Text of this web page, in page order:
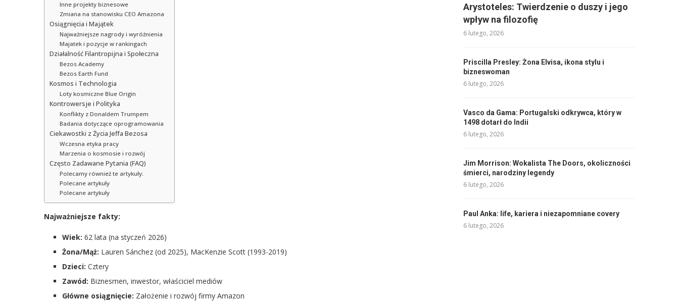
Inne projekty biznesowe
Zmiana na stanowisku CEO Amazona
Osiągnięcia i Majątek
Najważniejsze nagrody i wyróżnienia
Majatek i pozycje w rankingach
Działalność Filantropijna i Społeczna
Bezos Academy
Bezos Earth Fund
Kosmos i Technologia
Loty kosmiczne Blue Origin
Kontrowersje i Polityka
Konflikty z Donaldem Trumpem
Badania dotyczące oprogramowania
Ciekawostki z Życia Jeffa Bezosa
Wczesna etyka pracy
Marzenia o kosmosie i rozwój
Często Zadawane Pytania (FAQ)
Polecamy również te artykuły:
Polecane artykuły
Polecane artykuły
Najważniejsze fakty:
Wiek: 62 lata (na styczeń 2026)
Żona/Mąż: Lauren Sánchez (od 2025), MacKenzie Scott (1993-2019)
Dzieci: Cztery
Zawód: Biznesmen, inwestor, właściciel mediów
Główne osiągnięcie: Założenie i rozwój firmy Amazon
Arystoteles: Twierdzenie o duszy i jego
wpływ na filozofię
6 lutego, 2026
Priscilla Presley: Żona Elvisa, ikona stylu i
bizneswoman
6 lutego, 2026
Vasco da Gama: Portugalski odkrywca, który w
1498 dotarł do Indii
6 lutego, 2026
Jim Morrison: Wokalista The Doors, okoliczności
śmierci, narodziny legendy
6 lutego, 2026
Paul Anka: life, kariera i niezapomniane covery
6 lutego, 2026